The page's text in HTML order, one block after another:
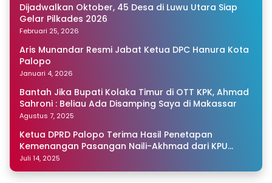
Dijadwalkan Oktober, 45 Desa di Luwu Utara Siap
Gelar Pilkades 2026
Februari 25, 2026
Aris Munandar Resmi Jabat Ketua DPC Hanura Kota
Palopo
Januari 4, 2026
Bantah Jika Bupati Kolaka Timur di OTT KPK, Ahmad
Sahroni : Beliau Ada Disamping Saya di Makassar
Agustus 7, 2025
Ketua DPRD Palopo Terima Hasil Penetapan
Kemenangan Pasangan Naili-Akhmad dari KPU
Sulsel
Juli 14, 2025